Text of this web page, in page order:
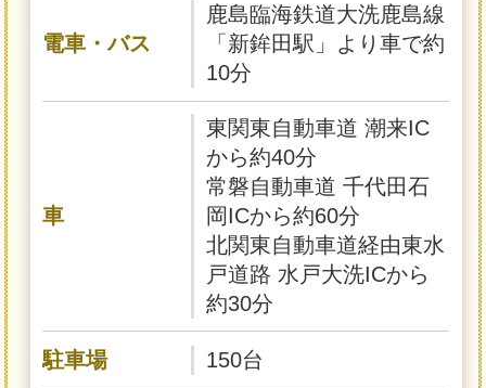
電車・バス
鹿島臨海鉄道大洗鹿島線
「新鉾田駅」より車で約
10分
車
東関東自動車道 潮来IC
から約40分
常磐自動車道 千代田石
岡ICから約60分
北関東自動車道経由東水
戸道路 水戸大洗ICから
約30分
駐車場 150台